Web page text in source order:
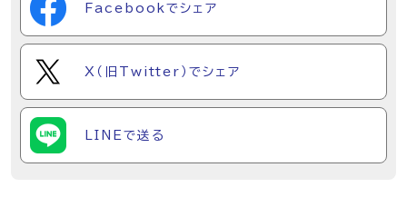
Facebookでシェア
X（旧Twitter）でシェア
LINEで送る